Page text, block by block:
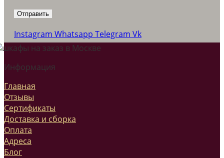
Instagram Whatsapp Telegram Vk
Информация
Главная
Отзывы
Сертификаты
Доставка и сборка
Оплата
Адреса
Блог